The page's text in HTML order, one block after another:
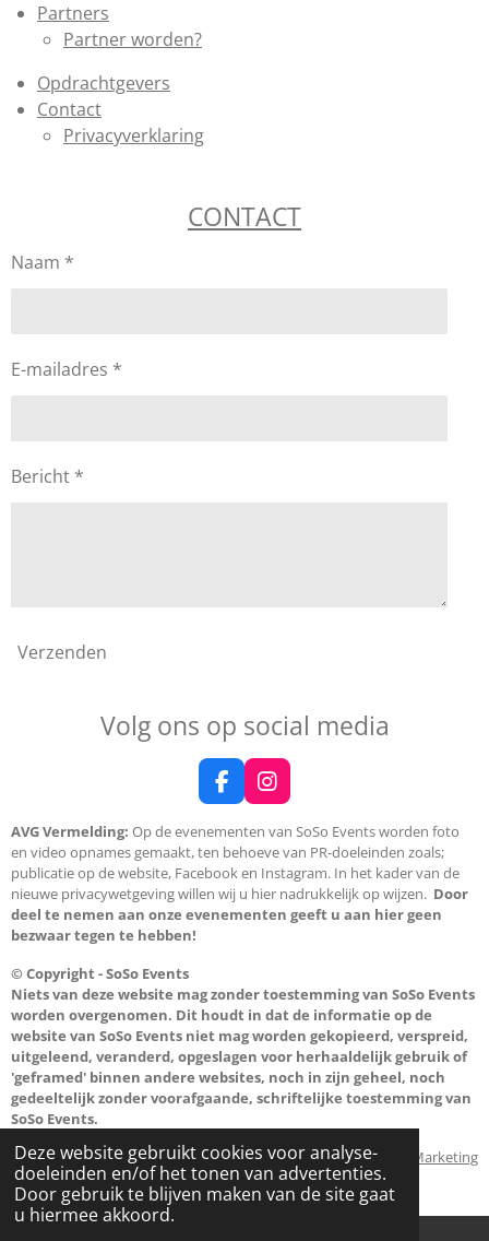
Deze website gebruikt cookies voor analyse-
doeleinden en/of het tonen van advertenties.
Door gebruik te blijven maken van de site gaat
u hiermee akkoord.
Partners
Partner worden?
Opdrachtgevers
Contact
Privacyverklaring
CONTACT
Naam *
E-mailadres *
Bericht *
Verzenden
Volg ons op social media
F
a
c
e
b
o
o
I
n
s
t
a
g
r
AVG Vermelding: Op de evenementen van SoSo Events worden foto
en video opnames gemaakt, ten behoeve van PR-doeleinden zoals;
publicatie op de website, Facebook en Instagram. In het kader van de
nieuwe privacywetgeving willen wij u hier nadrukkelijk op wijzen. Door
deel te nemen aan onze evenementen geeft u aan hier geen
bezwaar tegen te hebben!
© Copyright - SoSo Events
Niets van deze website mag zonder toestemming van SoSo Events
worden overgenomen. Dit houdt in dat de informatie op de
website van SoSo Events niet mag worden gekopieerd, verspreid,
uitgeleend, veranderd, opgeslagen voor herhaaldelijk gebruik of
'geframed' binnen andere websites, noch in zijn geheel, noch
gedeeltelijk zonder voorafgaande, schriftelijke toestemming van
SoSo Events.
Powered by
SV Marketing
© 2024 - 2026 Soso Events